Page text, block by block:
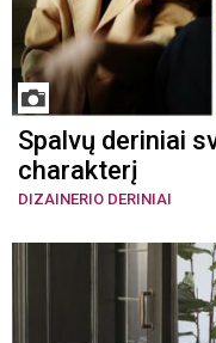
Spalvų deriniai
charakterį
DIZAINERIO DERINIAI